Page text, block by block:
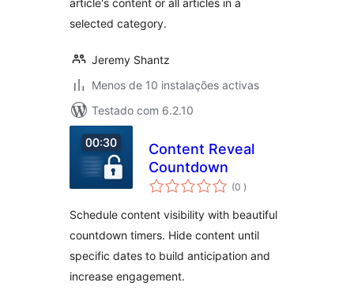
article's content or all articles in a
selected category.
Jeremy Shantz
Menos de 10 instalações activas
Testado com 6.2.10
Content Reveal
Countdown
(0 classificações
)
Schedule content visibility with beautiful
countdown timers. Hide content until
specific dates to build anticipation and
increase engagement.